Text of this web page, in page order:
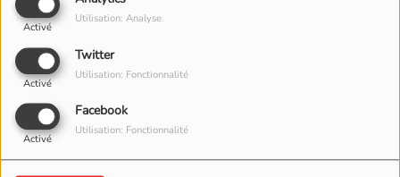
Activé
Utilisation: Analyse
Twitter
Activé
Utilisation: Fonctionnalité
Facebook
Activé
Utilisation: Fonctionnalité
SE CONNECTER